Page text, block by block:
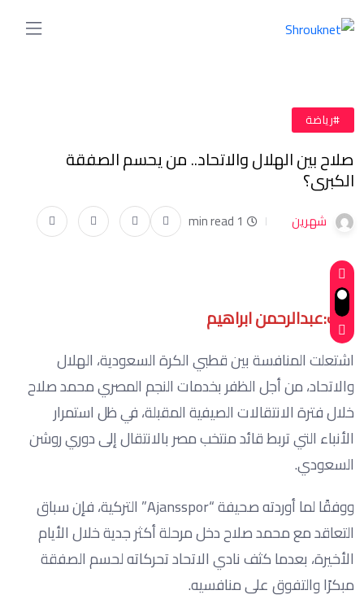
#رياضة
صلاح بين الهلال والاتحاد.. من يحسم الصفقة
الكبرى؟
شهرين 1 min read
كتب:عبدالرحمن ابراهيم
اشتعلت المنافسة بين قطبي الكرة السعودية، الهلال
والاتحاد، من أجل الظفر بخدمات النجم المصري محمد صلاح
خلال فترة الانتقالات الصيفية المقبلة، في ظل استمرار
الأنباء التي تربط قائد منتخب مصر بالانتقال إلى دوري روشن
السعودي.
ووفقًا لما أوردته صحيفة “Ajansspor” التركية، فإن سباق
التعاقد مع محمد صلاح دخل مرحلة أكثر جدية خلال الأيام
الأخيرة، بعدما كثف نادي الاتحاد تحركاته لحسم الصفقة
مبكرًا والتفوق على منافسيه.